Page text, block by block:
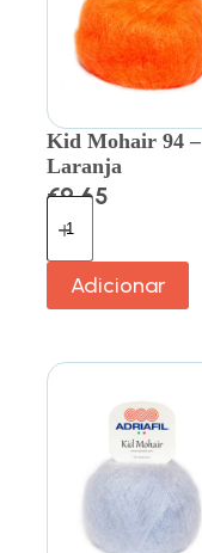
Kid Mohair 94 –
Laranja
€9.65
Adicionar